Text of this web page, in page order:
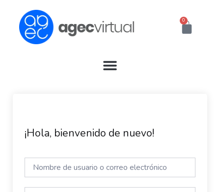
contenido
0
Cart
¡Hola, bienvenido de nuevo!